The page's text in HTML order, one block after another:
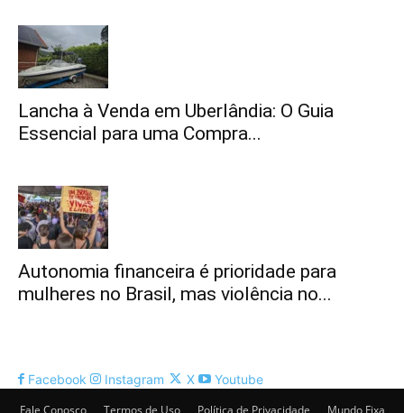
Lancha à Venda em Uberlândia: O Guia
Essencial para uma Compra...
Autonomia financeira é prioridade para
mulheres no Brasil, mas violência no...
Facebook Instagram X
Youtube
Fale Conosco
Termos de Uso Política de Privacidade Mundo Fixa